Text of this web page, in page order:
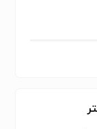
فروشی یخچال